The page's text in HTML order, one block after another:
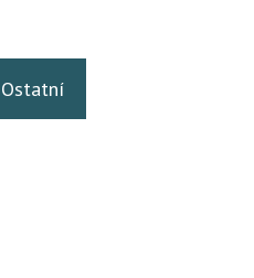
Ostatní